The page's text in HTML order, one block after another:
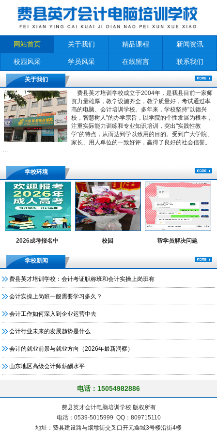
网站首页 关于我们 精品课程 新闻资讯
校园风采 学员风采 在线留言 联系我们
关于我们
费县英才培训学校成立于2004年，是我县目前一家师
资力量雄厚，教学设施齐全，教学质量好，考试通过率
高的电脑、会计培训学校。多年来，学校坚持"以德兴
校，智慧树人"的办学宗旨，以学院的个性发展为根本，
注重实际能力训练和专业知识培训，突出"实践性教
学"的特点，从而达到学以致用的目的。受到广大学院、
家长、用人单位的一致好评，赢得了良好的社会信誉。
…
学校环境
2026成考报名中 校园 帮学员解决问题
学校新闻
费县英才培训学校：会计考证职称班和会计实操上岗班有
会计实操上岗班一般需要学习多久？
会计工作如何深入到企业运营中去
会计行业未来的发展趋势是什么
会计的就业前景与就业方向（2026年最新洞察）
山东地区高级会计师薪酬水平
电话：15054982886
费县英才会计电脑培训学校 版权所有
电话：0539-5015999 QQ：809715110
地址：费县建设路与烟墩街交叉口开元鑫城3号楼沿街4楼